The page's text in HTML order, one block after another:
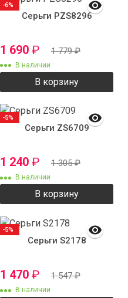
Серьги PZS8296
1 690 ₽ 1 779₽
В наличии
В корзину
-6%
Серьги ZS6709
1 240 ₽ 1 305₽
В наличии
В корзину
-5%
Серьги S2178
1 470 ₽ 1 547₽
В наличии
-5%